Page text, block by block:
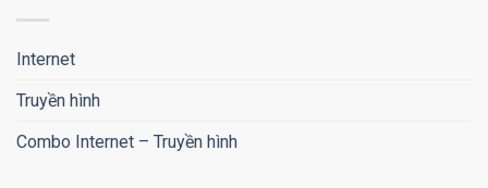
Internet
Truyền hình
Combo Internet – Truyền hình